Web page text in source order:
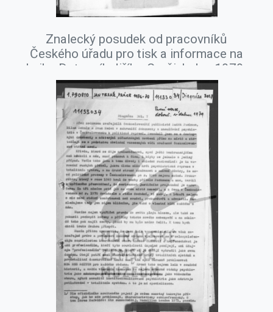
Znalecký posudek od pracovníků
Českého úřadu pro tisk a informace na
knihu Dotazník Jiřího Gruši, leden 1979.